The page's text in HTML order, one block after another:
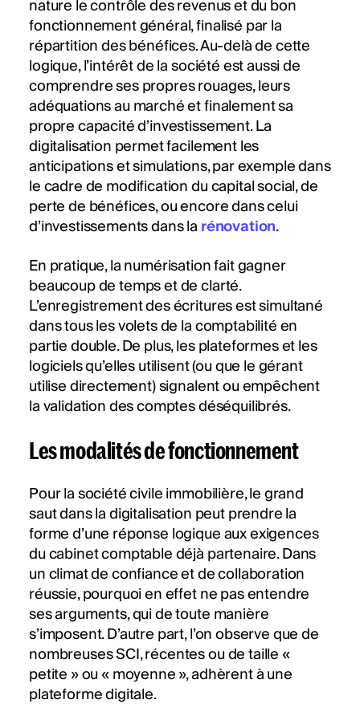
nature le contrôle des revenus et du bon
fonctionnement général, finalisé par la
répartition des bénéfices. Au-delà de cette
logique, l’intérêt de la société est aussi de
comprendre ses propres rouages, leurs
adéquations au marché et finalement sa
propre capacité d’investissement. La
digitalisation permet facilement les
anticipations et simulations, par exemple dans
le cadre de modification du capital social, de
perte de bénéfices, ou encore dans celui
d’investissements dans larénovation.
En pratique, la numérisation fait gagner
beaucoup de temps et de clarté.
L’enregistrement des écritures est simultané
dans tous les volets de la comptabilité en
partie double. De plus, les plateformes et les
logiciels qu’elles utilisent (ou que le gérant
utilise directement) signalent ou empêchent
la validation des comptes déséquilibrés.
Les modalités de fonctionnement
Pour la société civile immobilière, le grand
saut dans la digitalisation peut prendre la
forme d’une réponse logique aux exigences
du cabinet comptable déjà partenaire. Dans
un climat de confiance et de collaboration
réussie, pourquoi en effet ne pas entendre
ses arguments, qui de toute manière
s’imposent. D’autre part, l’on observe que de
nombreuses SCI, récentes ou de taille «
petite » ou « moyenne », adhèrent à une
plateforme digitale.